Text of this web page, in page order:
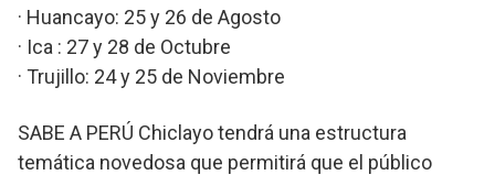
· Huancayo: 25 y 26 de Agosto
· Ica : 27 y 28 de Octubre
· Trujillo: 24 y 25 de Noviembre
SABE A PERÚ Chiclayo tendrá una estructura
temática novedosa que permitirá que el público